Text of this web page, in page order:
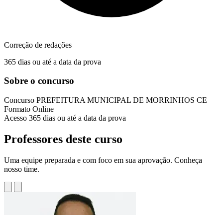
Correção de redações
365 dias ou até a data da prova
Sobre o concurso
Concurso PREFEITURA MUNICIPAL DE MORRINHOS CE
Formato Online
Acesso 365 dias ou até a data da prova
Professores deste curso
Uma equipe preparada e com foco em sua aprovação. Conheça
nosso time.